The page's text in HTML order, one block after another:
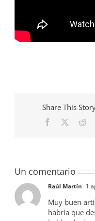
Share This
Facebook
Un comentario
Raúl Martín 1
Muy buen
habría que